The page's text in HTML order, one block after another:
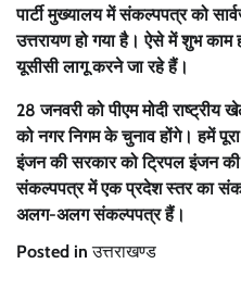
पार्टी मुख्यालय में संकल्पपत्र को
उत्तरायण हो गया है। ऐसे में शुभ
यूसीसी लागू करने जा रहे हैं।
28 जनवरी को पीएम मोदी
को नगर निगम के चुनाव होंगे। हमें
इंजन की सरकार को ट्रिपल इंजन की
संकल्पपत्र में एक प्रदेश स्तर का
अलग-अलग संकल्पपत्र हैं।
Posted inउत्तराखण्ड